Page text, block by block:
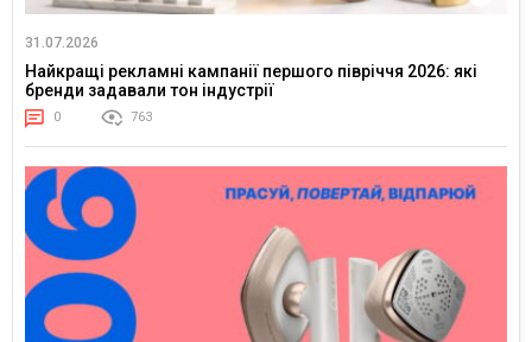
31.07.2026
Найкращі рекламні кампанії першого півріччя 2026: які
бренди задавали тон індустрії
0 763